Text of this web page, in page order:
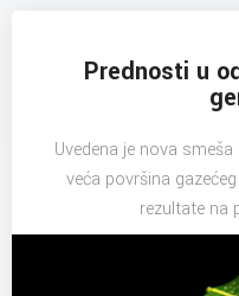
Prednosti u
Uvedena je nova
veća površina
rezultate na